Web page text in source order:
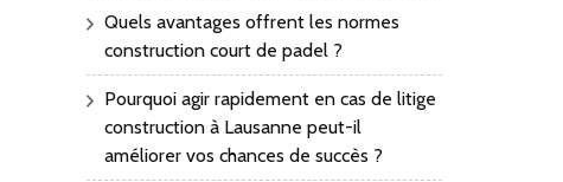
Quels avantages offrent les normes
construction court de padel ?
Pourquoi agir rapidement en cas de litige
construction à Lausanne peut-il
améliorer vos chances de succès ?